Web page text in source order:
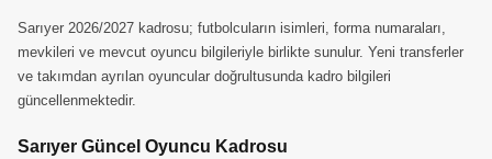
Sarıyer 2026/2027 kadrosu; futbolcuların isimleri, forma numaraları,
mevkileri ve mevcut oyuncu bilgileriyle birlikte sunulur. Yeni transferler
ve takımdan ayrılan oyuncular doğrultusunda kadro bilgileri
güncellenmektedir.
Sarıyer Güncel Oyuncu Kadrosu